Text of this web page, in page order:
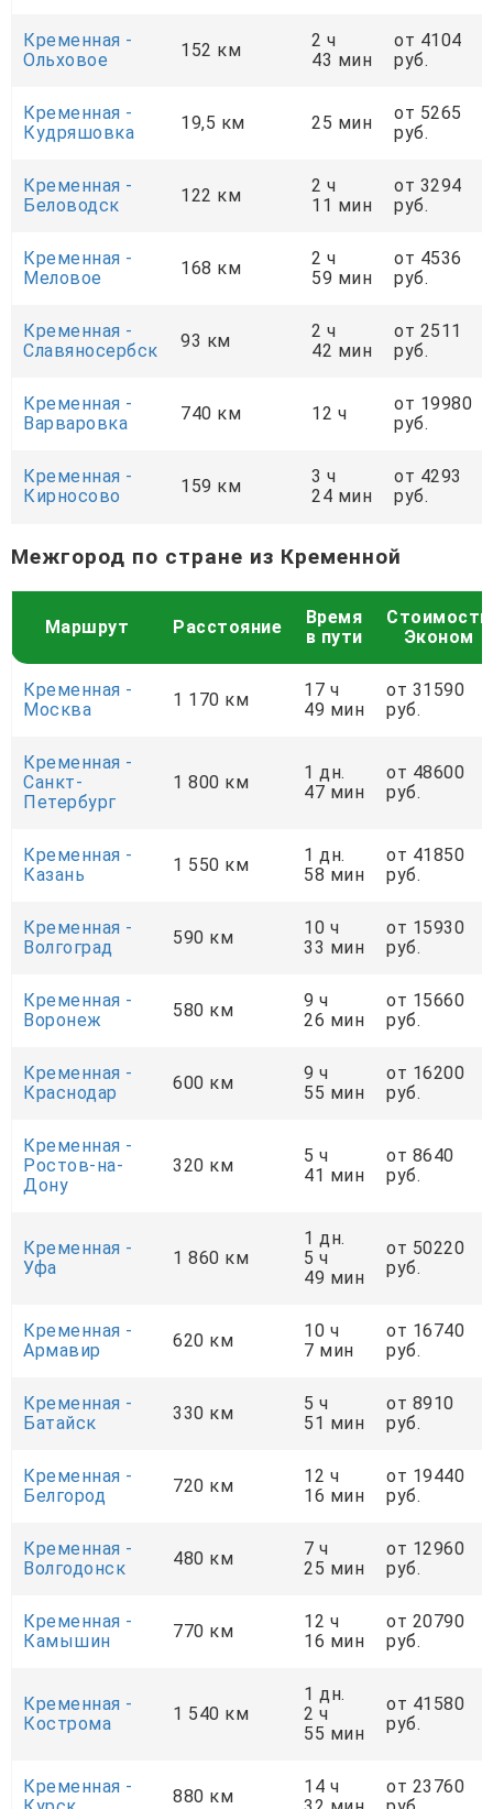
Кременная -
Ольховое
152 км
2 ч
43 мин
от 4104
руб.
Кременная -
Кудряшовка
19,5 км 25 мин
от 5265
руб.
Кременная -
Беловодск
122 км
2 ч
11 мин
от 3294
руб.
Кременная -
Меловое
168 км
2 ч
59 мин
от 4536
руб.
Кременная -
Славяносербск
93 км
2 ч
42 мин
от 2511
руб.
Кременная -
Варваровка
740 км 12 ч
от 19980
руб.
Кременная -
Кирносово
159 км
3 ч
24 мин
от 4293
руб.
Межгород по стране из Кременной
Маршрут Расстояние
Время
в пути
Стоимость
Эконом
Кременная -
Москва
1 170 км
17 ч
49 мин
от 31590
руб.
Кременная -
Санкт-
Петербург
1 800 км
1 дн.
47 мин
от 48600
руб.
Кременная -
Казань
1 550 км
1 дн.
58 мин
от 41850
руб.
Кременная -
Волгоград
590 км
10 ч
33 мин
от 15930
руб.
Кременная -
Воронеж
580 км
9 ч
26 мин
от 15660
руб.
Кременная -
Краснодар
600 км
9 ч
55 мин
от 16200
руб.
Кременная -
Ростов-на-
Дону
320 км
5 ч
41 мин
от 8640
руб.
Кременная -
Уфа
1 860 км
1 дн.
5 ч
49 мин
от 50220
руб.
Кременная -
Армавир
620 км
10 ч
7 мин
от 16740
руб.
Кременная -
Батайск
330 км
5 ч
51 мин
от 8910
руб.
Кременная -
Белгород
720 км
12 ч
16 мин
от 19440
руб.
Кременная -
Волгодонск
480 км
7 ч
25 мин
от 12960
руб.
Кременная -
Камышин
770 км
12 ч
16 мин
от 20790
руб.
Кременная -
Кострома
1 540 км
1 дн.
2 ч
55 мин
от 41580
руб.
Кременная -
880 км
14 ч
от 23760